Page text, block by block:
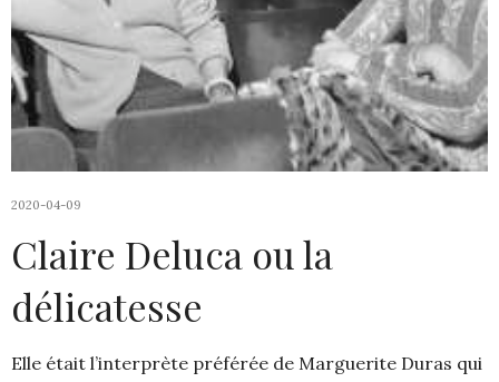
2020-04-09
Claire Deluca ou la
délicatesse
Elle était l’interprète préférée de Marguerite Duras qui